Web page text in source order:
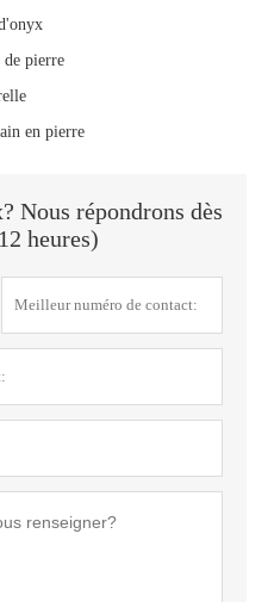
de pierre
en pierre
Nous répondrons dès
heures)